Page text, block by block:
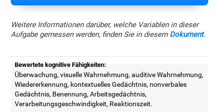
Weitere Informationen darüber, welche Variablen in dieser
Aufgabe gemessen werden, finden Sie in diesem Dokument.
Bewertete kognitive Fähigkeiten:
Überwachung, visuelle Wahrnehmung, auditive Wahrnehmung,
Wiedererkennung, kontextuelles Gedächtnis, nonverbales
Gedächtnis, Benennung, Arbeitsgedächtnis,
Verarbeitungsgeschwindigkeit, Reaktionszeit.